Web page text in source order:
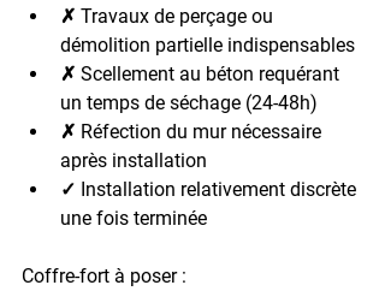
✗ Travaux de perçage ou
démolition partielle indispensables
✗ Scellement au béton requérant
un temps de séchage (24-48h)
✗ Réfection du mur nécessaire
après installation
✓ Installation relativement discrète
une fois terminée
Coffre-fort à poser :